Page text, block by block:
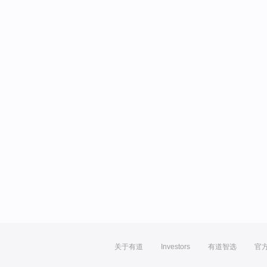
关于有道 Investors 有道智选 官